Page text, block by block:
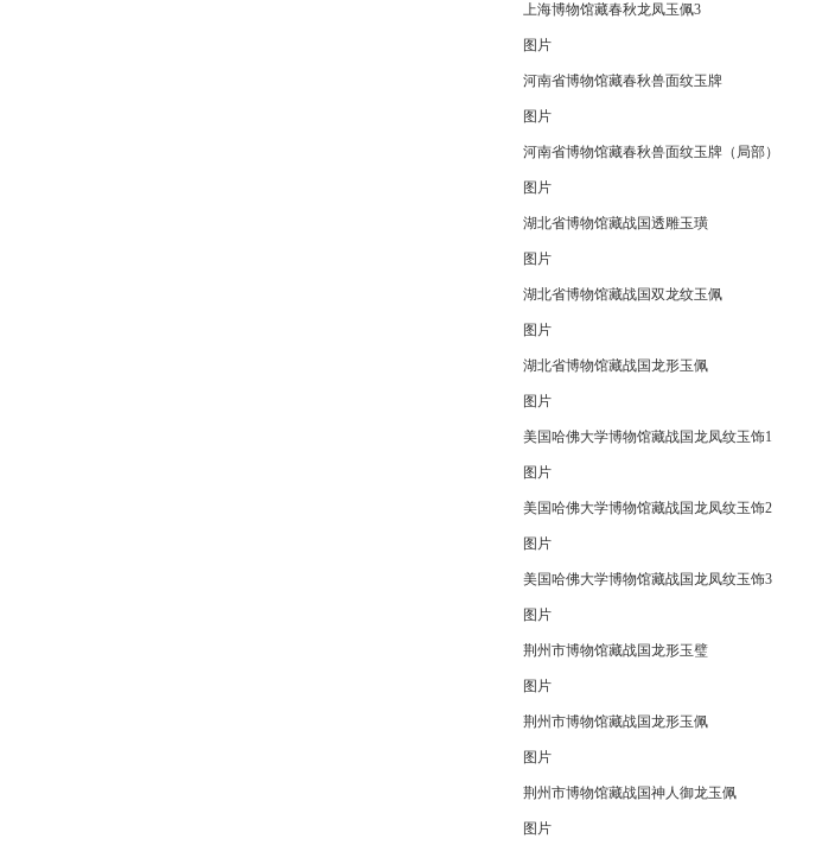
上海博物馆藏春秋龙凤玉佩3
图片
河南省博物馆藏春秋兽面纹玉牌
图片
河南省博物馆藏春秋兽面纹玉牌（局部）
图片
湖北省博物馆藏战国透雕玉璜
图片
湖北省博物馆藏战国双龙纹玉佩
图片
湖北省博物馆藏战国龙形玉佩
图片
美国哈佛大学博物馆藏战国龙凤纹玉饰1
图片
美国哈佛大学博物馆藏战国龙凤纹玉饰2
图片
美国哈佛大学博物馆藏战国龙凤纹玉饰3
图片
荆州市博物馆藏战国龙形玉璧
图片
荆州市博物馆藏战国龙形玉佩
图片
荆州市博物馆藏战国神人御龙玉佩
图片